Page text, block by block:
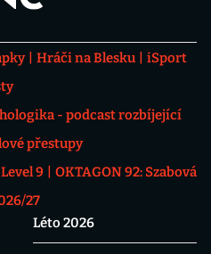
Hráči na Blesku
iSport
- podcast rozbíjející
přestupy
9
OKTAGON 92: Szabová
27
Léto 2026